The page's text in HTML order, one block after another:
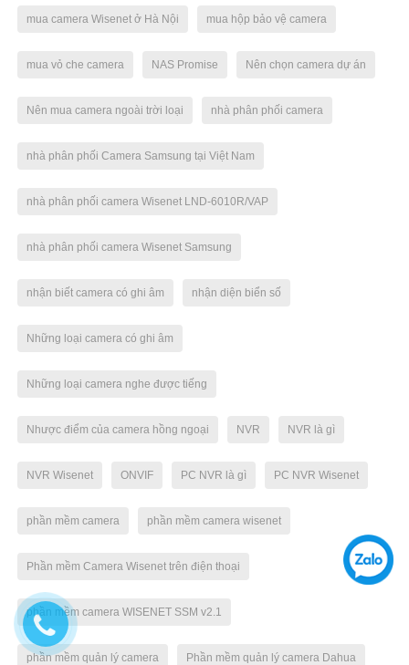
mua camera Wisenet ở Hà Nội mua hộp bảo vệ camera
mua vỏ che camera NAS Promise Nên chọn camera dự án
Nên mua camera ngoài trời loại nhà phân phối camera
nhà phân phối Camera Samsung tại Việt Nam
nhà phân phối camera Wisenet LND-6010R/VAP
nhà phân phối camera Wisenet Samsung
nhận biết camera có ghi âm nhận diện biển số
Những loại camera có ghi âm
Những loại camera nghe được tiếng
Nhược điểm của camera hồng ngoại NVR NVR là gì
NVR Wisenet ONVIF PC NVR là gì PC NVR Wisenet
phần mềm camera phần mềm camera wisenet
Phần mềm Camera Wisenet trên điện thoại
phần mềm camera WISENET SSM v2.1
phần mềm quản lý camera Phần mềm quản lý camera Dahua